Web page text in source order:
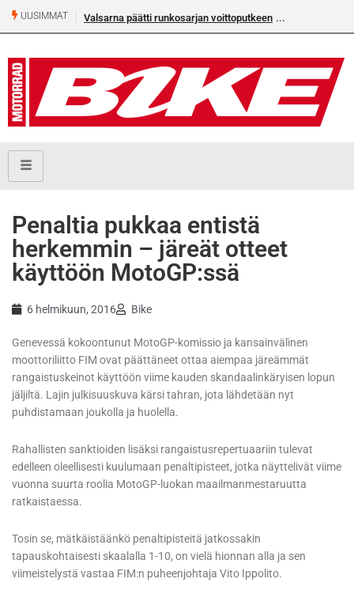
UUSIMMAT Valsarna päätti runkosarjan voittoputkeen
Penaltia pukkaa entistä
herkemmin – järeät otteet
käyttöön MotoGP:ssä
6 helmikuun, 2016 Bike
Genevessä kokoontunut MotoGP-komissio ja kansainvälinen
moottoriliitto FIM ovat päättäneet ottaa aiempaa järeämmät
rangaistuskeinot käyttöön viime kauden skandaalinkäryisen lopun
jäljiltä. Lajin julkisuuskuva kärsi tahran, jota lähdetään nyt
puhdistamaan joukolla ja huolella.
Rahallisten sanktioiden lisäksi rangaistusrepertuaariin tulevat
edelleen oleellisesti kuulumaan penaltipisteet, jotka näyttelivät viime
vuonna suurta roolia MotoGP-luokan maailmanmestaruutta
ratkaistaessa.
Tosin se, mätkäistäänkö penaltipisteitä jatkossakin
tapauskohtaisesti skaalalla 1-10, on vielä hionnan alla ja sen
viimeistelystä vastaa FIM:n puheenjohtaja Vito Ippolito.